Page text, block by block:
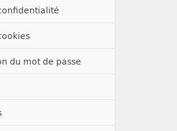
du mot de passe